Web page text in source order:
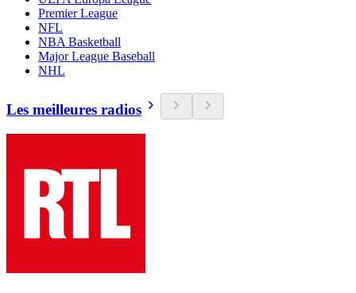
Premier League
NFL
NBA Basketball
Major League Baseball
NHL
Les meilleures radios